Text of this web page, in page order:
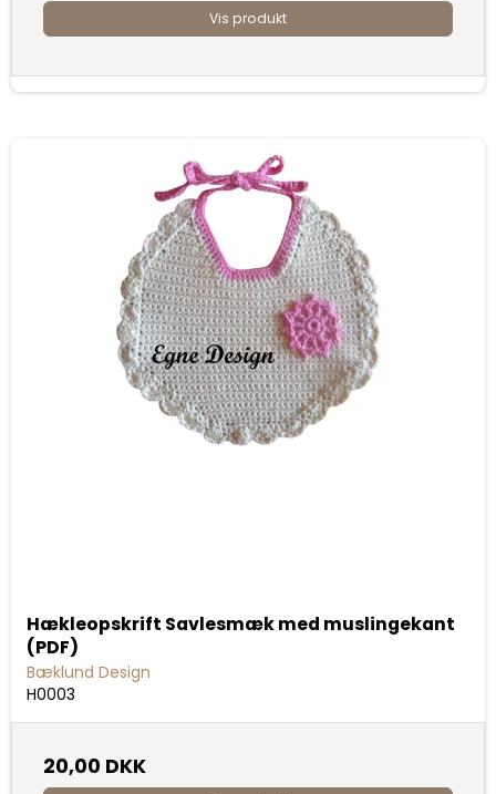
Vis produkt
Hækleopskrift Savlesmæk med muslingekant
(PDF)
Bæklund Design
H0003
20,00 DKK